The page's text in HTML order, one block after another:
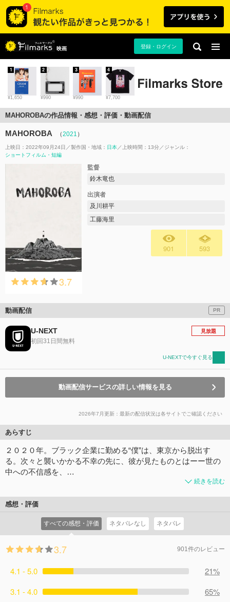
映画 登録・ログイン
¥1,650
1
¥990
2
¥990
3
¥7,700
4
MAHOROBAの作品情報・感想・評価・動画配信
MAHOROBA （2021 ）
上映日：2022年09月24日 製作国・地域： 日本 上映時間：13分
ジャンル：
ショートフィルム・短編
3.7
監督
鈴木竜也
出演者
及川耕平
工藤海里
901 593
動画配信 PR
U-NEXT
初回31日間無料
見放題
U-NEXTで今すぐ見る
動画配信サービスの詳しい情報を見る
2026年7月更新：最新の配信状況は各サイトでご確認ください
あらすじ
２０２０年。ブラック企業に勤める“僕”は、東京から脱出す
る。次々と襲いかかる不幸の先に、彼が見たものとはーー世の
中への不信感を、…
続きを読む
感想・評価
すべての感想・評価 ネタバレなし ネタバレ
3.7 901件のレビュー
4.1 - 5.0
21%
3.1 - 4.0
65%